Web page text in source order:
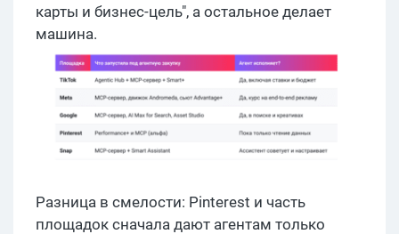
карты и бизнес-цель", а остальное делает
машина.
Разница в смелости: Pinterest и часть
площадок сначала дают агентам только